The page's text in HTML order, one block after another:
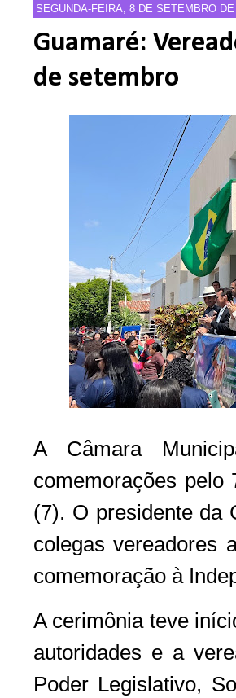
SEGUNDA-FEIRA, 8 DE SETEMBRO
Guamaré:
de setembro
A Câmara
comemorações pelo
(7). O presidente da
colegas vereadores
comemoração à
A cerimônia teve
autoridades e a
Poder Legislativo,